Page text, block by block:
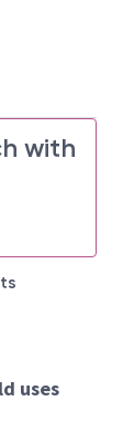
with
uses